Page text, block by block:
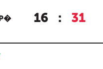
Р� 16 : 31